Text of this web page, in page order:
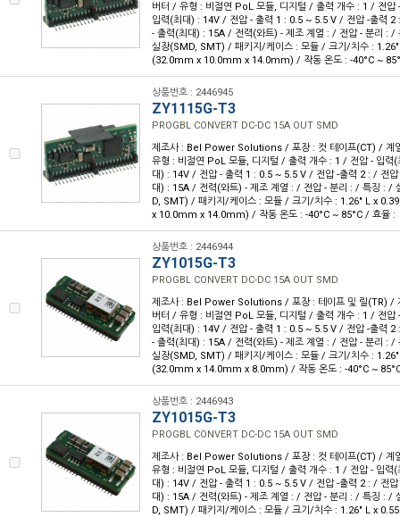
버터 / 유형 : 비절연 PoL 모듈, 디지털 / 출력 개수 : 1 / 전압
입력(최대) : 14V / 전압 - 출력 1 : 0.5 ~ 5.5 V / 전압 -출력
- 출력(최대) : 15A / 전력(와트) - 제조 계열 : / 전압 - 분리 : /
실장(SMD, SMT) / 패키지/케이스 : 모듈 / 크기/치수 :
(32.0mm x 10.0mm x 14.0mm) / 작동 온도 : -40°C ~
상품번호 : 2446945
ZY1115G-T3
PROGBL CONVERT DC-DC 15A OUT SMD
제조사 : Bel Power Solutions / 포장 : 컷 테이프(CT) / 계
유형 : 비절연 PoL 모듈, 디지털 / 출력 개수 : 1 / 전압 - 입력
대) : 14V / 전압 - 출력 1 : 0.5 ~ 5.5 V / 전압 -출력 2 : / 전
대) : 15A / 전력(와트) - 제조 계열 : / 전압 - 분리 : / 특징 : /
D, SMT) / 패키지/케이스 : 모듈 / 크기/치수 : 1.26" L x
x 10.0mm x 14.0mm) / 작동 온도 : -40°C ~ 85°C / 효율 :
상품번호 : 2446944
ZY1015G-T3
PROGBL CONVERT DC-DC 15A OUT SMD
제조사 : Bel Power Solutions / 포장 : 테이프 및 릴(TR) /
버터 / 유형 : 비절연 PoL 모듈, 디지털 / 출력 개수 : 1 / 전압
입력(최대) : 14V / 전압 - 출력 1 : 0.5 ~ 5.5 V / 전압 -출력
- 출력(최대) : 15A / 전력(와트) - 제조 계열 : / 전압 - 분리 : /
실장(SMD, SMT) / 패키지/케이스 : 모듈 / 크기/치수 :
(32.0mm x 14.0mm x 8.0mm) / 작동 온도 : -40°C ~
상품번호 : 2446943
ZY1015G-T3
PROGBL CONVERT DC-DC 15A OUT SMD
제조사 : Bel Power Solutions / 포장 : 컷 테이프(CT) / 계
유형 : 비절연 PoL 모듈, 디지털 / 출력 개수 : 1 / 전압 - 입력
대) : 14V / 전압 - 출력 1 : 0.5 ~ 5.5 V / 전압 -출력 2 : / 전
대) : 15A / 전력(와트) - 제조 계열 : / 전압 - 분리 : / 특징 : /
D, SMT) / 패키지/케이스 : 모듈 / 크기/치수 : 1.26" L x